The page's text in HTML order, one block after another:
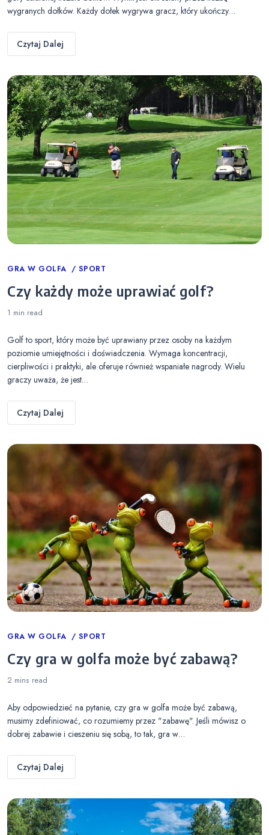
wygranych dołków. Każdy dołek wygrywa gracz, który ukończy…
Czytaj Dalej
Categories
GRA W GOLFA SPORT
Czy każdy może uprawiać golf?
1 min read
Golf to sport, który może być uprawiany przez osoby na każdym
poziomie umiejętności i doświadczenia. Wymaga koncentracji,
cierpliwości i praktyki, ale oferuje również wspaniałe nagrody. Wielu
graczy uważa, że jest…
Czytaj Dalej
Categories
GRA W GOLFA SPORT
Czy gra w golfa może być zabawą?
2 mins read
Aby odpowiedzieć na pytanie, czy gra w golfa może być zabawą,
musimy zdefiniować, co rozumiemy przez "zabawę". Jeśli mówisz o
dobrej zabawie i cieszeniu się sobą, to tak, gra w…
Czytaj Dalej